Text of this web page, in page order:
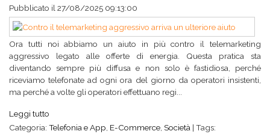
Pubblicato il 27/08/2025 09:13:00
Ora tutti noi abbiamo un aiuto in più contro il telemarketing
aggressivo legato alle offerte di energia. Questa pratica sta
diventando sempre più diffusa e non solo è fastidiosa, perché
riceviamo telefonate ad ogni ora del giorno da operatori insistenti,
ma perché a volte gli operatori effettuano regi...
Leggi tutto
Categoria: Telefonia e App E-Commerce Società | Tags: